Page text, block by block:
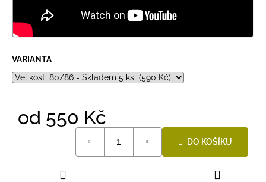
VARIANTA
od 550 Kč
DO KOŠÍKU